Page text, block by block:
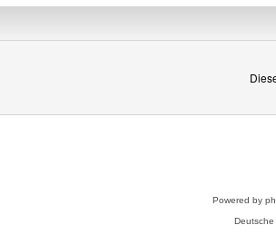
Powered by